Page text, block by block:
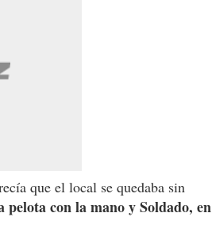
que el local se quedaba sin
con la mano y Soldado, en